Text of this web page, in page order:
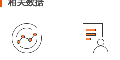
相关数据